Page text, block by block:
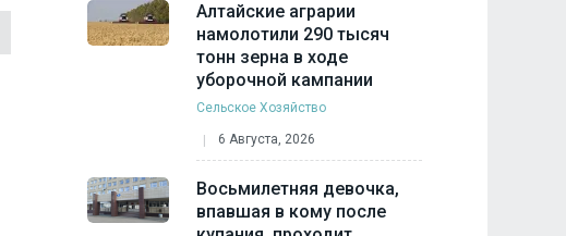
Алтайские аграрии
намолотили 290 тысяч
тонн зерна в ходе
уборочной кампании
Сельское Хозяйство
6 Августа, 2026
Восьмилетняя девочка,
впавшая в кому после